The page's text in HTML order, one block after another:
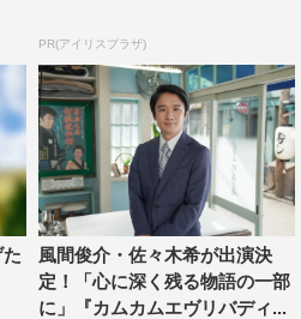
頃になって集まった、架空の
した。自分が子どもの頃、木
た。家系図をfamily treeとも言
PR(アイリスプラザ)
風間俊介・佐々木希が出演決
定！「心に深く残る物語の一部
に」『カムカムエヴリバディ...